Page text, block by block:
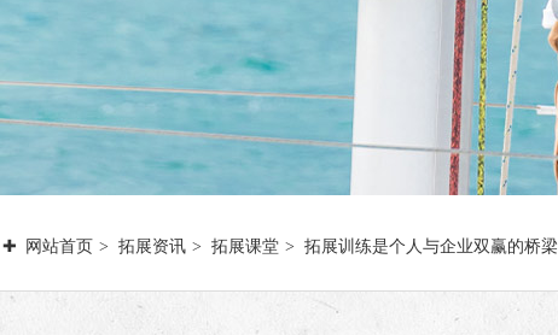
网站首页 拓展资讯 拓展课堂 拓展训练是个人与企业双赢的桥梁